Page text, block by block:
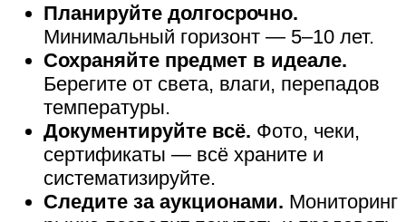
Планируйте долгосрочно.
Минимальный горизонт — 5–10 лет.
Сохраняйте предмет в идеале.
Берегите от света, влаги, перепадов
температуры.
Документируйте всё. Фото, чеки,
сертификаты — всё храните и
систематизируйте.
Следите за аукционами. Мониторинг